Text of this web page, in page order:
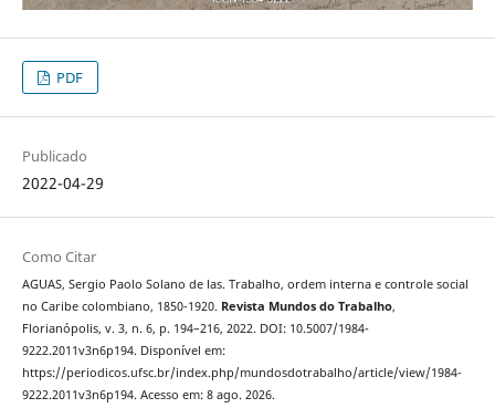
PDF
Publicado
2022-04-29
Como Citar
AGUAS, Sergio Paolo Solano de las. Trabalho, ordem interna e controle social
no Caribe colombiano, 1850-1920. Revista Mundos do Trabalho,
Florianópolis, v. 3, n. 6, p. 194–216, 2022. DOI: 10.5007/1984-
9222.2011v3n6p194. Disponível em:
https://periodicos.ufsc.br/index.php/mundosdotrabalho/article/view/1984-
9222.2011v3n6p194. Acesso em: 8 ago. 2026.